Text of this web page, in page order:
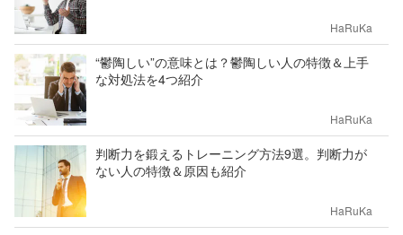
HaRuKa
“鬱陶しい”の意味とは？鬱陶しい人の特徴＆上手
な対処法を4つ紹介
HaRuKa
判断力を鍛えるトレーニング方法9選。判断力が
ない人の特徴＆原因も紹介
HaRuKa